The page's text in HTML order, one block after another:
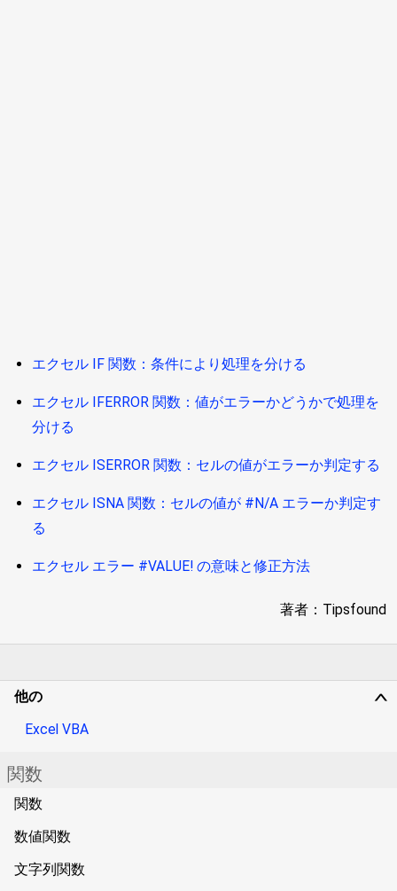
エクセル IF 関数：条件により処理を分ける
エクセル IFERROR 関数：値がエラーかどうかで処理を
分ける
エクセル ISERROR 関数：セルの値がエラーか判定する
エクセル ISNA 関数：セルの値が #N/A エラーか判定す
る
エクセル エラー #VALUE! の意味と修正方法
著者：Tipsfound
∨
他の
Excel VBA
関数
関数
数値関数
文字列関数